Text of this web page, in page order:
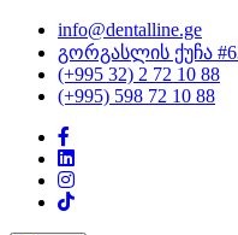
info@dentalline.ge
გორგასლის ქუჩა
(+995 32) 2 72 10 88
(+995) 598 72 10 88